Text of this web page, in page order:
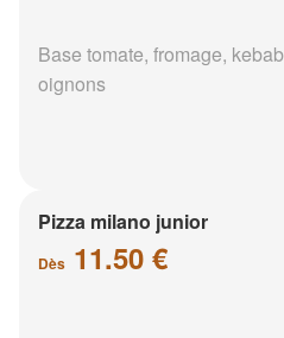
Base tomate, fromage,
oignons
Pizza milano junior
Dès 11.50 €